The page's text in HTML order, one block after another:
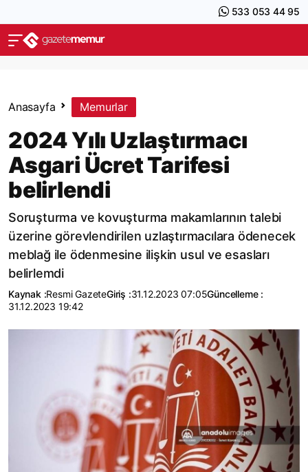
533 053 44 95
Anasayfa Memurlar
2024 Yılı Uzlaştırmacı
Asgari Ücret Tarifesi
belirlendi
Soruşturma ve kovuşturma makamlarının talebi
üzerine görevlendirilen uzlaştırmacılara ödenecek
meblağ ile ödenmesine ilişkin usul ve esasları
belirlemdi
Kaynak :Resmi GazeteGiriş :31.12.2023 07:05Güncelleme :
31.12.2023 19:42